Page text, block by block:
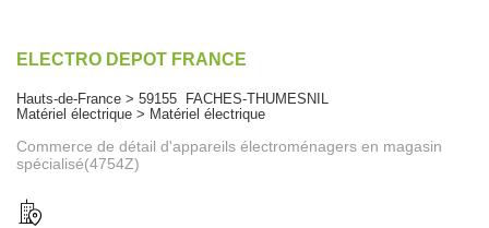
ELECTRO DEPOT FRANCE
Hauts-de-France > 59155 FACHES-THUMESNIL
Matériel électrique > Matériel électrique
Commerce de détail d'appareils électroménagers en magasin
spécialisé(4754Z)